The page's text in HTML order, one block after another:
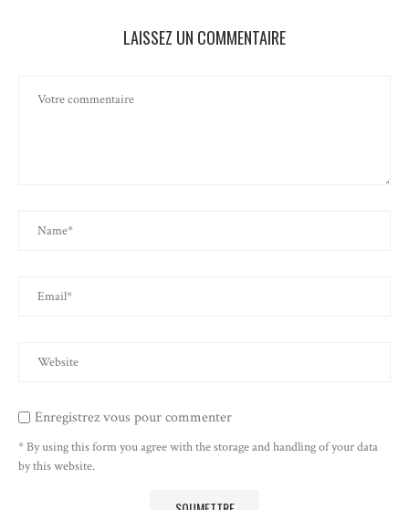
LAISSEZ UN COMMENTAIRE
Enregistrez vous pour commenter
* By using this form you agree with the storage and handling of your data
by this website.